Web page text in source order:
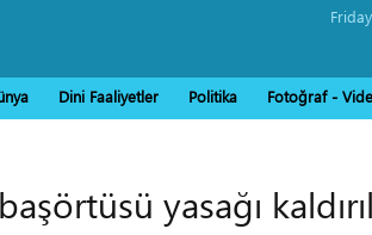
Dini Faaliyetler Politika Fotoğraf -
yasağı